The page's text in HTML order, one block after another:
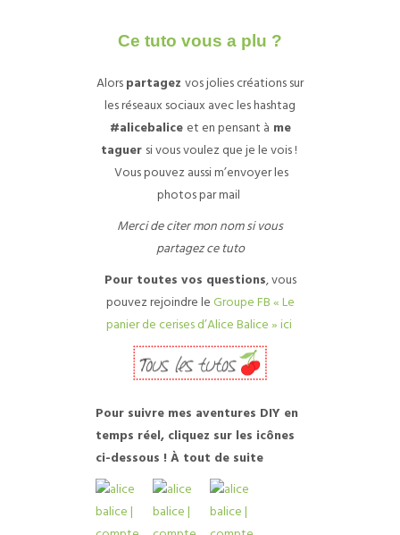
Ce tuto vous a plu ?
Alorspartagez vos jolies créations sur
les réseaux sociaux avec les hashtag
#alicebalice et en pensant à me
taguer si vous voulez que je le vois !
Vous pouvez aussi m’envoyer les
photos par mail
Merci de citer mon nom si vous
partagez ce tuto
Pour toutes vos questions, vous
pouvez rejoindre le Groupe FB « Le
panier de cerises d’Alice Balice » ici
Pour suivre mes aventures DIY en
temps réel, cliquez sur les icônes
ci-dessous ! À tout de suite